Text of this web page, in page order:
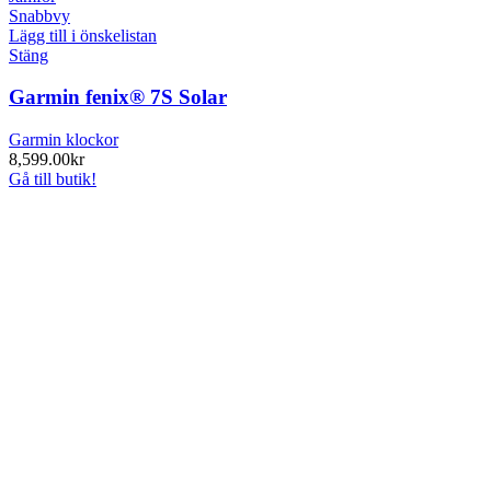
Snabbvy
Lägg till i önskelistan
Stäng
Garmin fenix® 7S Solar
Garmin klockor
8,599.00kr
Gå till butik!